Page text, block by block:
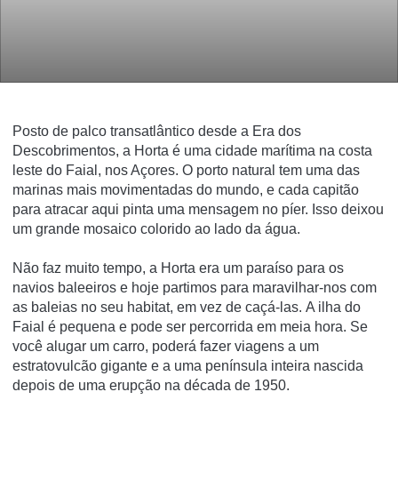
Posto de palco transatlântico desde a Era dos
Descobrimentos, a Horta é uma cidade marítima na costa
leste do Faial, nos Açores. O porto natural tem uma das
marinas mais movimentadas do mundo, e cada capitão
para atracar aqui pinta uma mensagem no píer. Isso deixou
um grande mosaico colorido ao lado da água.
Não faz muito tempo, a Horta era um paraíso para os
navios baleeiros e hoje partimos para maravilhar-nos com
as baleias no seu habitat, em vez de caçá-las. A ilha do
Faial é pequena e pode ser percorrida em meia hora. Se
você alugar um carro, poderá fazer viagens a um
estratovulcão gigante e a uma península inteira nascida
depois de uma erupção na década de 1950.